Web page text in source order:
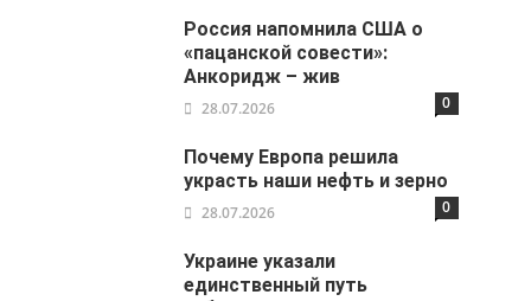
Россия напомнила США о
«пацанской совести»:
Анкоридж – жив
28.07.2026 0
Почему Европа решила
украсть наши нефть и зерно
28.07.2026 0
Украине указали
единственный путь